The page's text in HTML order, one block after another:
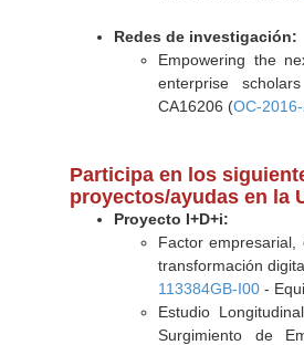
Redes de investigación:
Empowering the
enterprise
CA16206 (OC-
Participa en los
proyectos/ayudas en la
Proyecto I+D+i:
Factor empresarial,
transformación
113384GB-I00-
Estudio
Surgimiento de